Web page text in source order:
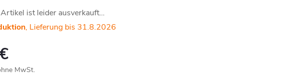
ist leider ausverkauft…
31.8.2026
MwSt.